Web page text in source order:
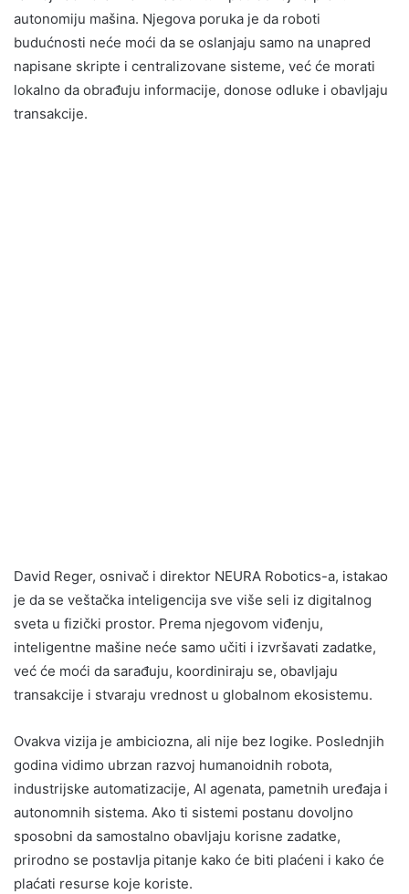
autonomiju mašina. Njegova poruka je da roboti
budućnosti neće moći da se oslanjaju samo na unapred
napisane skripte i centralizovane sisteme, već će morati
lokalno da obrađuju informacije, donose odluke i obavljaju
transakcije.
David Reger, osnivač i direktor NEURA Robotics-a, istakao
je da se veštačka inteligencija sve više seli iz digitalnog
sveta u fizički prostor. Prema njegovom viđenju,
inteligentne mašine neće samo učiti i izvršavati zadatke,
već će moći da sarađuju, koordiniraju se, obavljaju
transakcije i stvaraju vrednost u globalnom ekosistemu.
Ovakva vizija je ambiciozna, ali nije bez logike. Poslednjih
godina vidimo ubrzan razvoj humanoidnih robota,
industrijske automatizacije, AI agenata, pametnih uređaja i
autonomnih sistema. Ako ti sistemi postanu dovoljno
sposobni da samostalno obavljaju korisne zadatke,
prirodno se postavlja pitanje kako će biti plaćeni i kako će
plaćati resurse koje koriste.